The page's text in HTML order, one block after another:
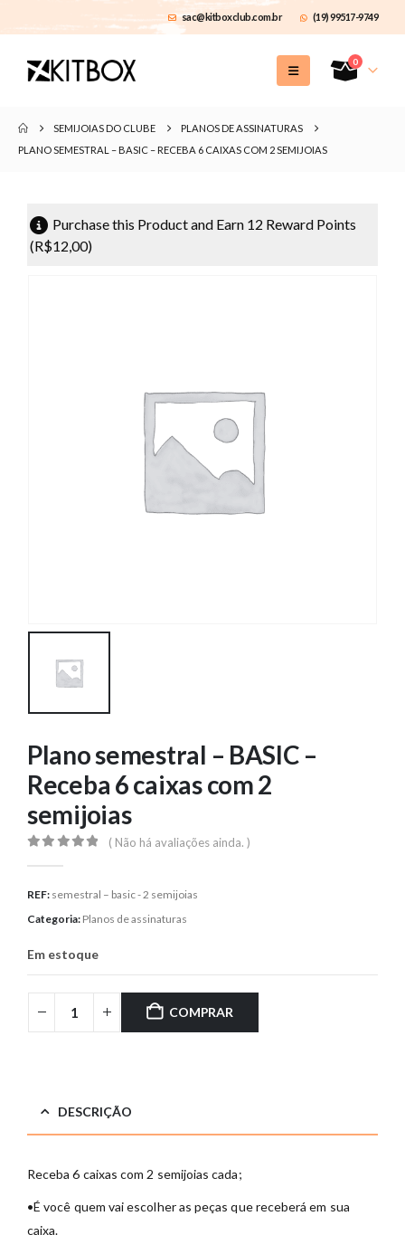
sac@kitboxclub.com.br (19) 99517-9749
0
SEMIJOIAS DO CLUBE
PLANOS DE ASSINATURAS
PLANO SEMESTRAL – BASIC – RECEBA 6 CAIXAS COM 2 SEMIJOIAS
Purchase this Product and Earn 12 Reward Points
(R$12,00)
Plano semestral – BASIC –
Receba 6 caixas com 2
semijoias
( Não há avaliações ainda. )
REF: semestral – basic - 2 semijoias
Categoria: Planos de assinaturas
Em estoque
COMPRAR
DESCRIÇÃO
Receba 6 caixas com 2 semijoias cada;
•É você quem vai escolher as peças que receberá em sua
caixa.